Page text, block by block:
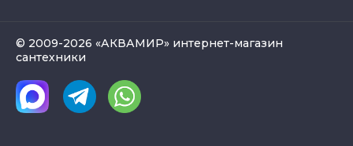
© 2009-2026 «АКВАМИР» интернет-магазин
сантехники